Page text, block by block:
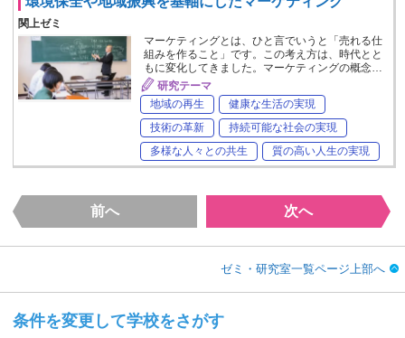
関上ゼミ
マーケティングとは、ひと言でいうと「売れる仕
組みを作ること」です。この考え方は、時代とと
もに変化してきました。マーケティングの概念…
研究テーマ
地域の再生
健康な生活の実現
技術の革新
持続可能な社会の実現
多様な人々との共生
質の高い人生の実現
前へ 次へ
ゼミ・研究室一覧ページ上部へ
条件を変更して学校をさがす